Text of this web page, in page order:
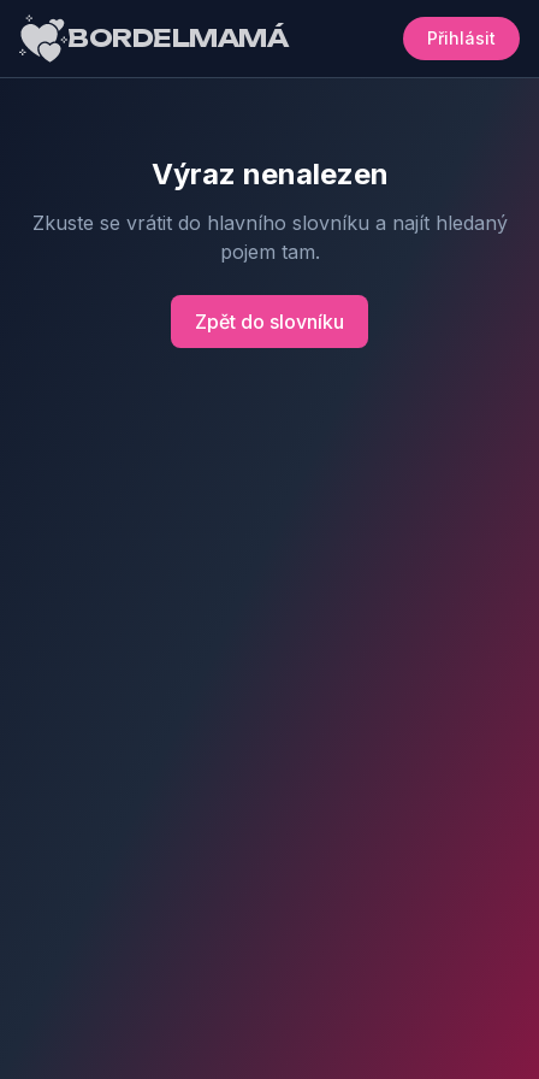
BORDELMAMÁ Přihlásit
Výraz nenalezen
Zkuste se vrátit do hlavního slovníku a najít hledaný
pojem tam.
Zpět do slovníku